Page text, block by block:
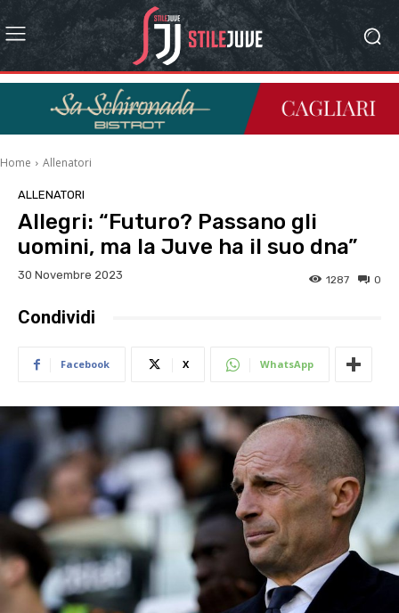
Home Allenatori
ALLENATORI
Allegri: “Futuro? Passano gli
uomini, ma la Juve ha il suo dna”
30 Novembre 2023 0
1287
Condividi
Facebook X WhatsApp